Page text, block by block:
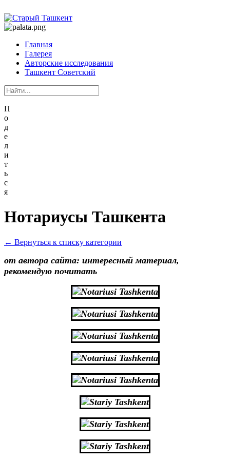
Главная
Галерея
Авторские исследования
Ташкент Советский
П
о
д
е
л
и
т
ь
с
я
Нотариусы Ташкента
← Вернуться к списку категории
от автора сайта: интересный материал,
рекомендую почитать